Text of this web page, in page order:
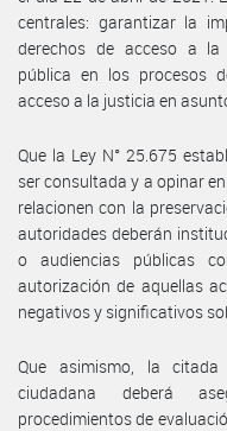
centrales: garantizar la
derechos de acceso a la
pública en los procesos
acceso a la justicia en
Que la Ley N° 25.675
ser consultada y a opinar
relacionen con la
autoridades deberán
o audiencias públicas
autorización de aquellas
negativos y significativos
Que asimismo, la
ciudadana deberá
procedimientos de